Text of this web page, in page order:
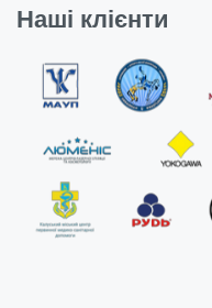
Наші клієнти